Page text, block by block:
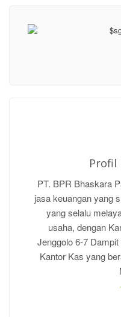
Profil
PT. BPR Bhaskara
jasa keuangan yang
yang selalu
usaha, dengan
Jenggolo 6-7
Kantor Kas yang